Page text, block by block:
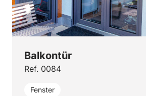
Balkontür
Ref. 0084
Fenster